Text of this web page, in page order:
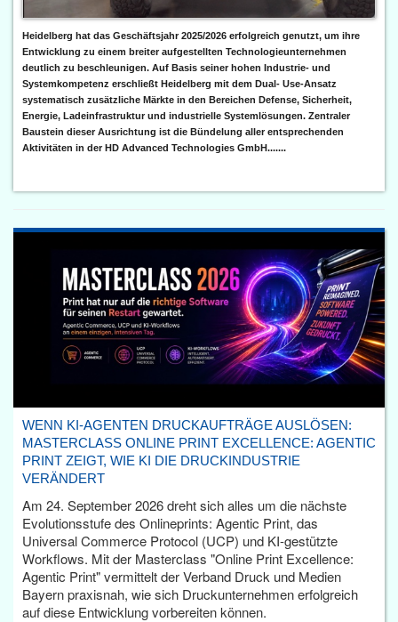
Heidelberg hat das Geschäftsjahr 2025/2026 erfolgreich genutzt, um ihre
Entwicklung zu einem breiter aufgestellten Technologieunternehmen
deutlich zu beschleunigen. Auf Basis seiner hohen Industrie- und
Systemkompetenz erschließt Heidelberg mit dem Dual- Use-Ansatz
systematisch zusätzliche Märkte in den Bereichen Defense, Sicherheit,
Energie, Ladeinfrastruktur und industrielle Systemlösungen. Zentraler
Baustein dieser Ausrichtung ist die Bündelung aller entsprechenden
Aktivitäten in der HD Advanced Technologies GmbH.......
WENN KI-AGENTEN DRUCKAUFTRÄGE AUSLÖSEN:
MASTERCLASS ONLINE PRINT EXCELLENCE: AGENTIC
PRINT ZEIGT, WIE KI DIE DRUCKINDUSTRIE
VERÄNDERT
Am 24. September 2026 dreht sich alles um die nächste
Evolutionsstufe des Onlineprints: Agentic Print, das
Universal Commerce Protocol (UCP) und KI-gestützte
Workflows. Mit der Masterclass "Online Print Excellence:
Agentic Print" vermittelt der Verband Druck und Medien
Bayern praxisnah, wie sich Druckunternehmen erfolgreich
auf diese Entwicklung vorbereiten können.